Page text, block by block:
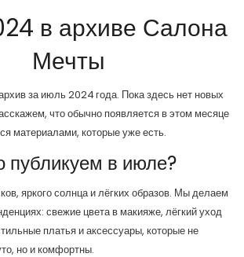
в архиве Салона
Мечты
за июль 2024 года. Пока здесь нет новых
что обычно появляется в этом месяце
материалами, которые уже есть.
публикуем в июле?
яркого солнца и лёгких образов. Мы делаем
свежие цвета в макияже, лёгкий уход
платья и аксессуары, которые не
но и комфортны.